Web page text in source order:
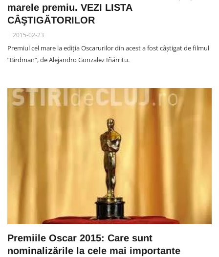
marele premiu. VEZI LISTA
CÂŞTIGĂTORILOR
2015-02-23
Premiul cel mare la ediția Oscarurilor din acest a fost câștigat de filmul
”Birdman”, de Alejandro Gonzalez Iñárritu.
Premiile Oscar 2015: Care sunt
nominalizările la cele mai importante